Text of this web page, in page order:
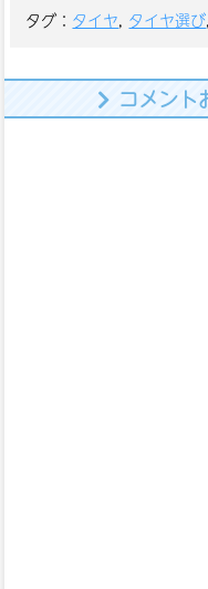
タグ： タイヤ, タイヤ選び,
コメン